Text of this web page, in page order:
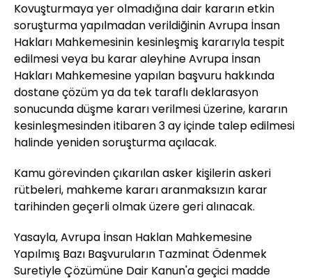
Kovuşturmaya yer olmadığına dair kararın etkin
soruşturma yapılmadan verildiğinin Avrupa İnsan
Hakları Mahkemesinin kesinleşmiş kararıyla tespit
edilmesi veya bu karar aleyhine Avrupa İnsan
Hakları Mahkemesine yapılan başvuru hakkında
dostane çözüm ya da tek taraflı deklarasyon
sonucunda düşme kararı verilmesi üzerine, kararın
kesinleşmesinden itibaren 3 ay içinde talep edilmesi
halinde yeniden soruşturma açılacak.
Kamu görevinden çıkarılan asker kişilerin askeri
rütbeleri, mahkeme kararı aranmaksızın karar
tarihinden geçerli olmak üzere geri alınacak.
Yasayla, Avrupa İnsan Haklan Mahkemesine
Yapılmış Bazı Başvuruların Tazminat Ödenmek
Suretiyle Çözümüne Dair Kanun'a geçici madde